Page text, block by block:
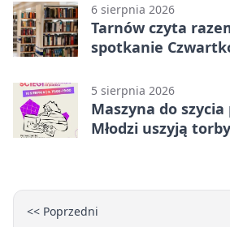
6 sierpnia 2026
Tarnów czyta
spotkanie
5 sierpnia 2026
Maszyna do
Młodzi uszyją
<< Poprzedni